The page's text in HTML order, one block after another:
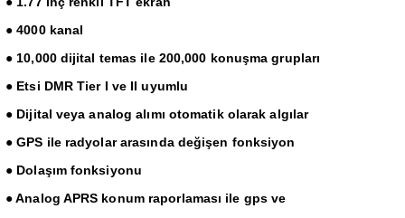
● 4000 kanal
● 10,000 dijital temas ile 200,000 konuşma grupları
● Etsi DMR Tier I ve II uyumlu
● Dijital veya analog alımı otomatik olarak algılar
● GPS ile radyolar arasında değişen fonksiyon
● Dolaşım fonksiyonu
● Analog APRS konum raporlaması ile gps ve